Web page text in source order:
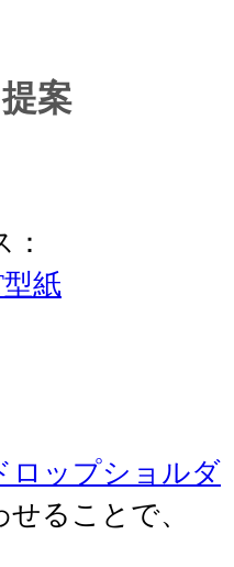
案
紙
ロップショルダ
せることで、